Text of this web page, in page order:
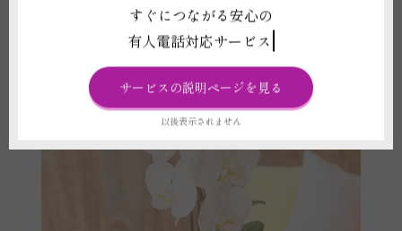
すぐにつながる安心の
有人電話対応サービス
サービスの説明ページを見る
以後表示されません